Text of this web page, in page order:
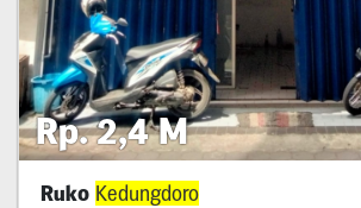
Rp. 2,4 M
Ruko Kedungdoro